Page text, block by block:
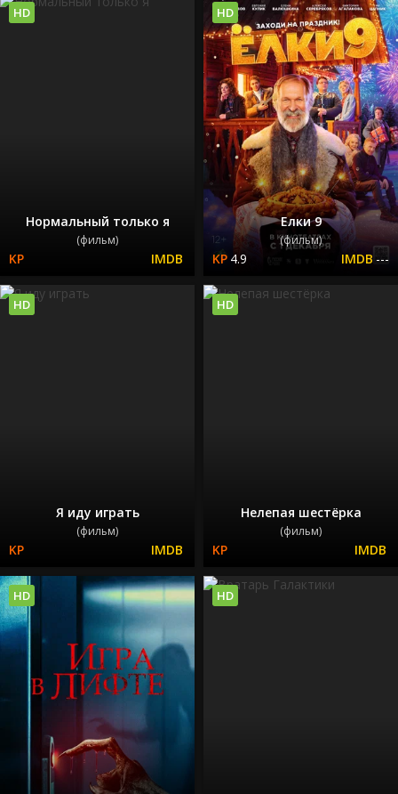
Нормальный только я
(фильм)
HD
Елки 9
(фильм)
4.9 ---
HD
Я иду играть
(фильм)
HD
Нелепая шестёрка
(фильм)
HD
HD HD